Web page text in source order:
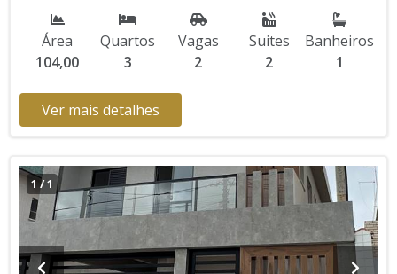
alterados sem prévio aviso. Favor verificar entrando em
contato com nossa equipe
Área
104,00
Quartos
3
Vagas
2
Suites
2
Banheiros
1
Ver mais detalhes
1 /1